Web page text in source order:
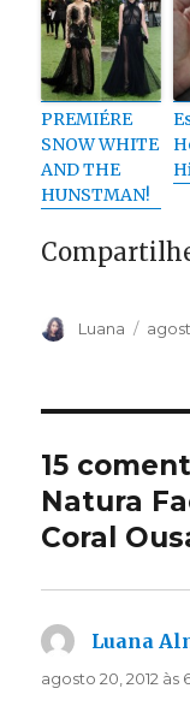
PREMIÉRE
SNOW WHITE
AND THE
HUNSTMAN!
Autor
Luana
15
Natura
Coral
Luana
agosto 20, 2012 às